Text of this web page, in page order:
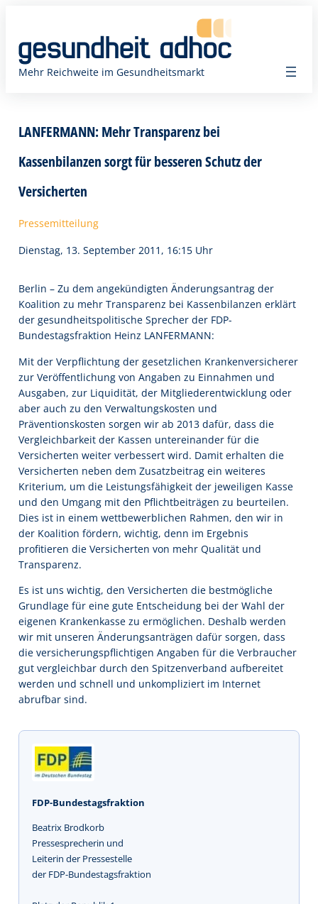
springen
Mehr Reichweite im Gesundheitsmarkt
LANFERMANN: Mehr Transparenz bei
Kassenbilanzen sorgt für besseren Schutz der
Versicherten
Pressemitteilung
Dienstag, 13. September 2011, 16:15 Uhr
Berlin – Zu dem angekündigten Änderungsantrag der
Koalition zu mehr Transparenz bei Kassenbilanzen erklärt
der gesundheitspolitische Sprecher der FDP-
Bundestagsfraktion Heinz LANFERMANN:
Mit der Verpflichtung der gesetzlichen Krankenversicherer
zur Veröffentlichung von Angaben zu Einnahmen und
Ausgaben, zur Liquidität, der Mitgliederentwicklung oder
aber auch zu den Verwaltungskosten und
Präventionskosten sorgen wir ab 2013 dafür, dass die
Vergleichbarkeit der Kassen untereinander für die
Versicherten weiter verbessert wird. Damit erhalten die
Versicherten neben dem Zusatzbeitrag ein weiteres
Kriterium, um die Leistungsfähigkeit der jeweiligen Kasse
und den Umgang mit den Pflichtbeiträgen zu beurteilen.
Dies ist in einem wettbewerblichen Rahmen, den wir in
der Koalition fördern, wichtig, denn im Ergebnis
profitieren die Versicherten von mehr Qualität und
Transparenz.
Es ist uns wichtig, den Versicherten die bestmögliche
Grundlage für eine gute Entscheidung bei der Wahl der
eigenen Krankenkasse zu ermöglichen. Deshalb werden
wir mit unseren Änderungsanträgen dafür sorgen, dass
die versicherungspflichtigen Angaben für die Verbraucher
gut vergleichbar durch den Spitzenverband aufbereitet
werden und schnell und unkompliziert im Internet
abrufbar sind.
FDP-Bundestagsfraktion
Beatrix Brodkorb
Pressesprecherin und
Leiterin der Pressestelle
der FDP-Bundestagsfraktion